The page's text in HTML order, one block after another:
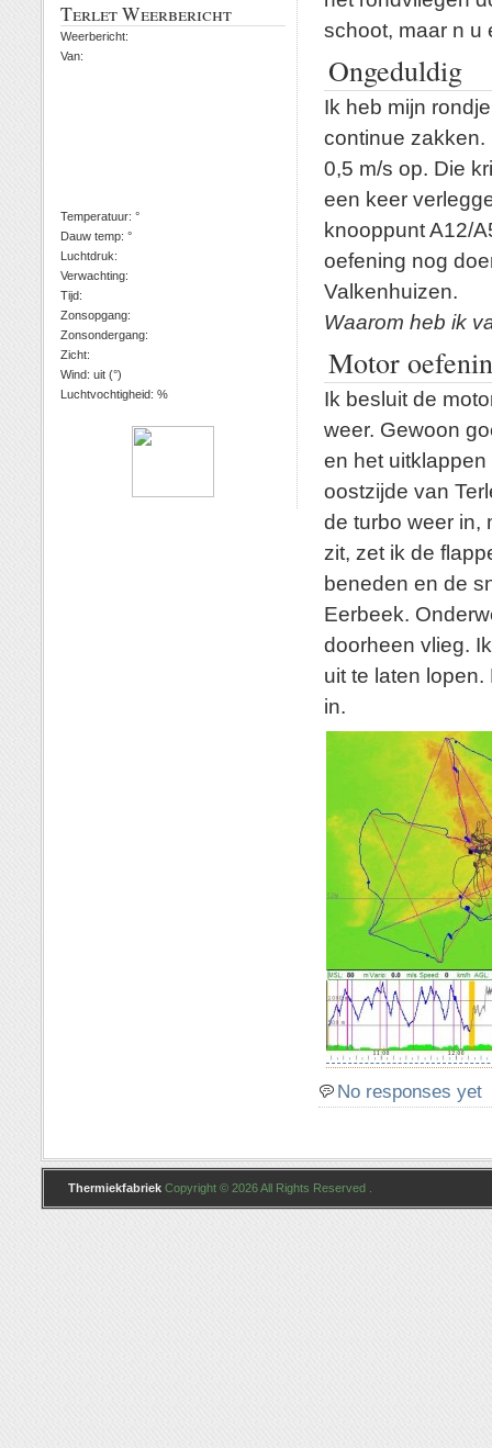
schoot, maar n
Ongeduldig
Ik heb mijn
continue zakken.
0,5 m/s op. Die
een keer
knooppunt A12/
oefening nog
Valkenhuizen.
Waarom heb ik
Motor
Ik besluit de
weer. Gewoon
en het
oostzijde van
de turbo weer in,
zit, zet ik de
beneden en de
Eerbeek.
doorheen vlieg.
uit te laten
in.
No responses yet
Terlet Weerbericht
Weerbericht:
Van:
Temperatuur: °
Dauw temp: °
Luchtdruk:
Verwachting:
Tijd:
Zonsopgang:
Zonsondergang:
Zicht:
Wind: uit (°)
Luchtvochtigheid: %
Thermiekfabriek Copyright © 2026 All Rights Reserved .